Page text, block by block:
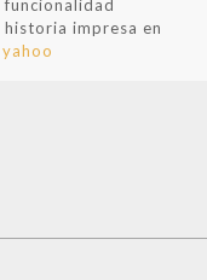
impresa en
yahoo